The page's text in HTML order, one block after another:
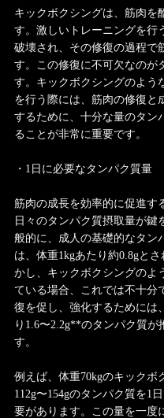
キックボクシングは、筋肉を
す。激しいトレーニングを行
破壊され、その修復の過程で
す。この修復に不可欠なのが
す。キックボクシングのよう
を行う際には、筋肉の修復と
するために、十分な量のタン
ることが非常に重要です。
・1日に必要なタンパク質量
筋肉の成長を効率的に促進す
日々のタンパク質摂取量が鍵
般的に、成人の基礎的なタン
は、体重1kgあたり約0.8gと
かし、キックボクシングのよ
ている場合、これでは不十分
復を促し、強化するためには
り1.6〜2.2g**のタンパク質が
す。
例えば、体重70kgのキックボ
112g〜154gのタンパク質を1
要があります。この量を一度